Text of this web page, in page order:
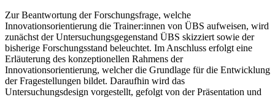
Zur Beantwortung der Forschungsfrage, welche
Innovationsorientierung die Trainer:innen von ÜBS aufweisen, wird
zunächst der Untersuchungsgegenstand ÜBS skizziert sowie der
bisherige Forschungsstand beleuchtet. Im Anschluss erfolgt eine
Erläuterung des konzeptionellen Rahmens der
Innovationsorientierung, welcher die Grundlage für die Entwicklung
der Fragestellungen bildet. Daraufhin wird das
Untersuchungsdesign vorgestellt, gefolgt von der Präsentation und